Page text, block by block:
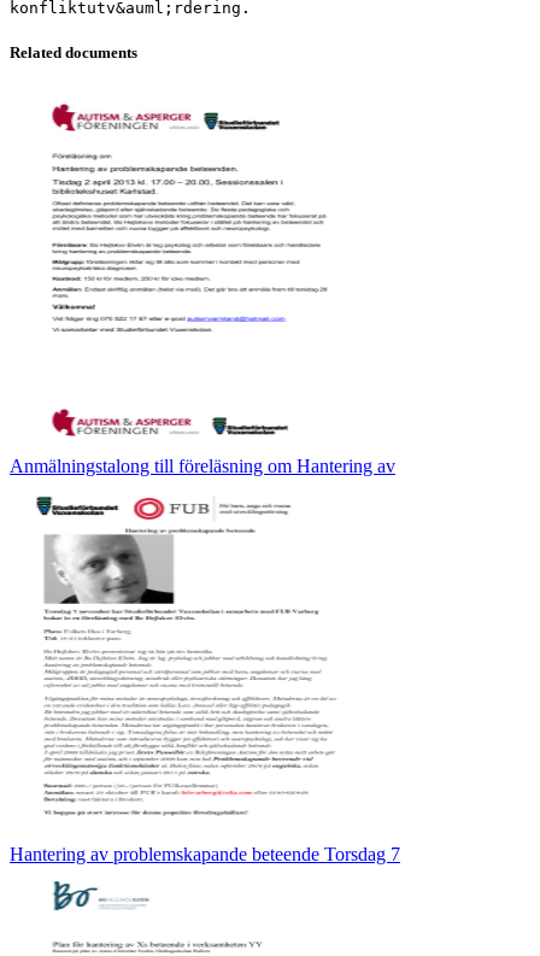
Related documents
Anmälningstalong till föreläsning om Hantering av
Hantering av problemskapande beteende Torsdag 7